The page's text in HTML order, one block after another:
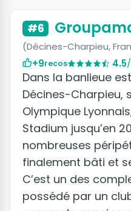
#6
(Décines-Charpieu,
+9recos 4.5
Dans la banlieue
Décines-Charpieu,
Olympique
Stadium jusqu’en
nombreuses
finalement bâti et
C’est un des
possédé par un